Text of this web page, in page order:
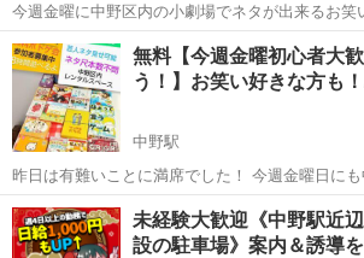
今週金曜に中野区内の小劇場でネタが出来るお笑
行います。 参加の目的やお笑いの経験性別年齢などは不問です。 初心
者の方も多く来られる会となっております。 この会は当日知り合った
方とそのまま即席で短めのネ...
東京 中野区 中野駅 その他 お笑い
無料【今週金曜初心者大
う！】お笑い好きな方も
中野駅
昨日は有難いことに満席でした！ 今週金曜日にも中野区内でボードゲ
ームの集まりを主催します！ 性別年齢、ボード
ど不問です。 今回は僕の選んだおすすめのボードゲームを主催自ら全
てプレゼンやルール説明などし...
東京 中野区 中野駅 その他 ボドゲ
未経験大歓迎《中野駅近
設の駐車場》案内＆誘導